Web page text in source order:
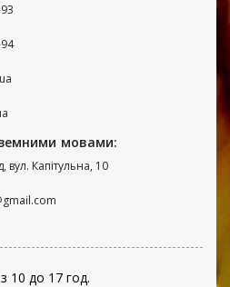
мовами:
Капітульна, 10
10 до 17 год.